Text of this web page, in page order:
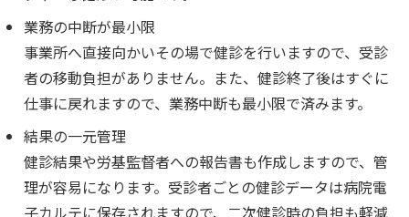
業務の中断が最小限
事業所へ直接向かいその場で健診を行いますので、受診
者の移動負担がありません。また、健診終了後はすぐに
仕事に戻れますので、業務中断も最小限で済みます。
結果の一元管理
健診結果や労基監督者への報告書も作成しますので、管
理が容易になります。受診者ごとの健診データは病院電
子カルテに保存されますので、二次健診時の負担も軽減